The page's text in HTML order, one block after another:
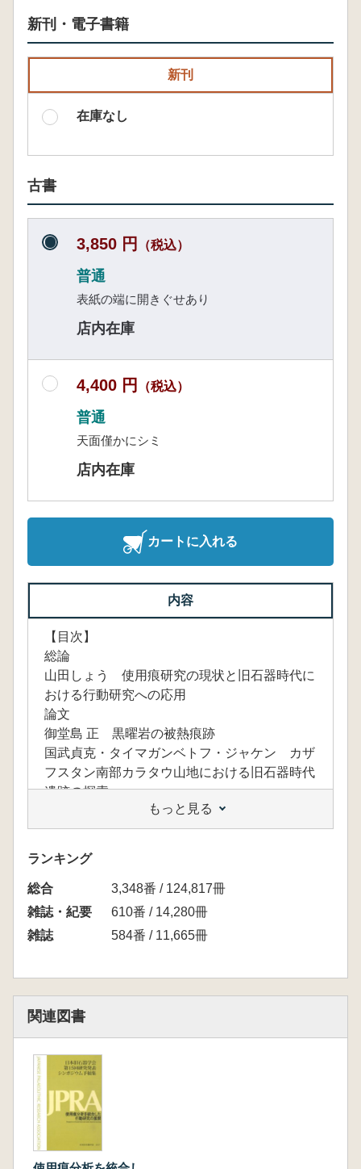
新刊・電子書籍
新刊
在庫なし
古書
3,850 円 （税込）
普通
表紙の端に開きぐせあり
店内在庫
4,400 円 （税込）
普通
天面僅かにシミ
店内在庫
カートに入れる
内容
【目次】
総論
山田しょう 使用痕研究の現状と旧石器時代に
おける行動研究への応用
論文
御堂島 正 黒曜岩の被熱痕跡
国武貞克・タイマガンベトフ・ジャケン カザ
フスタン南部カラタウ山地における旧石器時代
遺跡の探索
岩瀬 彬 古本州島東半部における後期旧石器
時代の石器使用の変異性とその含意
長井謙治 朝鮮半島ルートでみた日本列島への
人類到達仮説
隅田祥光・亀井淳志・川道 寛・及川 穣・稲田
陽介・粟野翔太 長崎県壱岐と島根県隠岐島後
の黒曜石の化学的特徴の類似性と原産地判別法
研究ノート
分析
尾田識好 日本旧石器学会 第15回研究発表・
シンポジウム「使用痕分析を統合した行動研究
もっと見る
ランキング
総合
3,348番 / 124,817冊
雑誌・紀要
610番 / 14,280冊
雑誌
584番 / 11,665冊
関連図書